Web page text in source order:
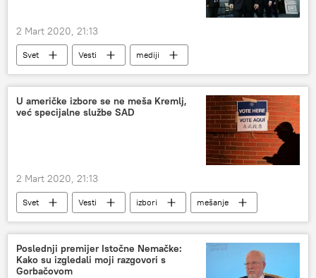
2 Mart 2020, 21:13
Svet Vesti
mediji
ograničenja
U američke izbore se ne meša Kremlj,
već specijalne službe SAD
2 Mart 2020, 21:13
Svet Vesti izbori
mešanje
Bernard Berni Sanders
Poslednji premijer Istočne Nemačke:
Kako su izgledali moji razgovori s
Gorbačovom